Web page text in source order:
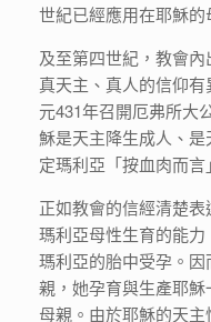
世紀已經應用在耶穌的
及至第四世紀，教會
真天主、真人的信仰
元431年召開厄弗所大
穌是天主降生成人、
定瑪利亞「按血肉而言
正如教會的信經清楚
瑪利亞母性生育的能
瑪利亞的胎中受孕。
親，她孕育與生產耶
母親。由於耶穌的天